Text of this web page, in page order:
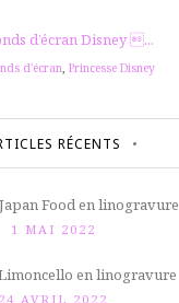
d’écran Disney ...
d'écran Princesse Disney
RÉCENTS
Food en linogravure
1 MAI 2022
en linogravure
24 AVRIL 2022